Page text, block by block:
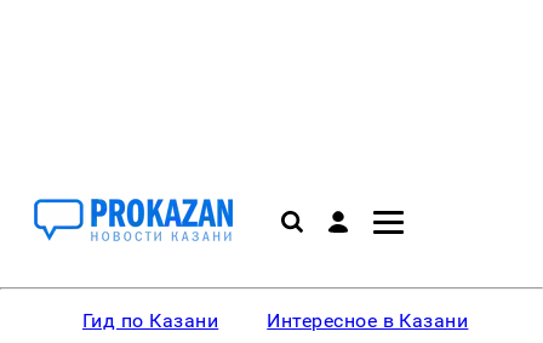
Гид по Казани Интересное в Казани